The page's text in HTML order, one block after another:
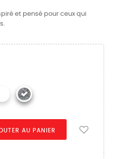
et pensé pour ceux qui
AU PANIER